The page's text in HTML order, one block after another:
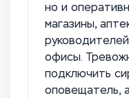
но и
магазины,
офисы.
подключить
оповещатель,